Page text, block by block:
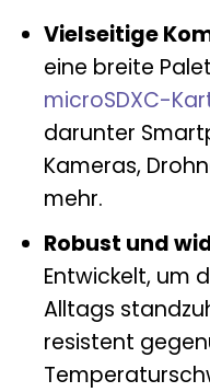
Vielseitige
eine breite
microSDXC-
darunter
Kameras,
mehr.
Robust und
Entwickelt, um
Alltags
resistent